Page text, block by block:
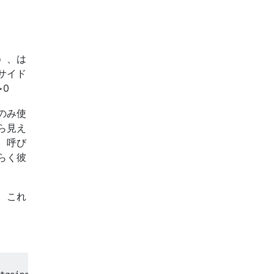
、は
イド
0
み使
見え
呼び
く彼
これ